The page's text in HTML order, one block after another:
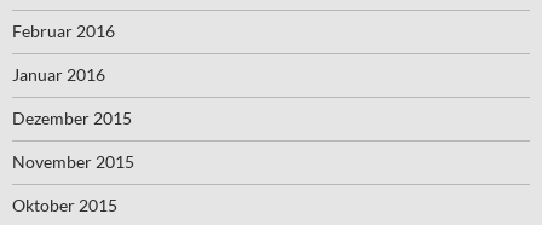
Februar 2016
Januar 2016
Dezember 2015
November 2015
Oktober 2015